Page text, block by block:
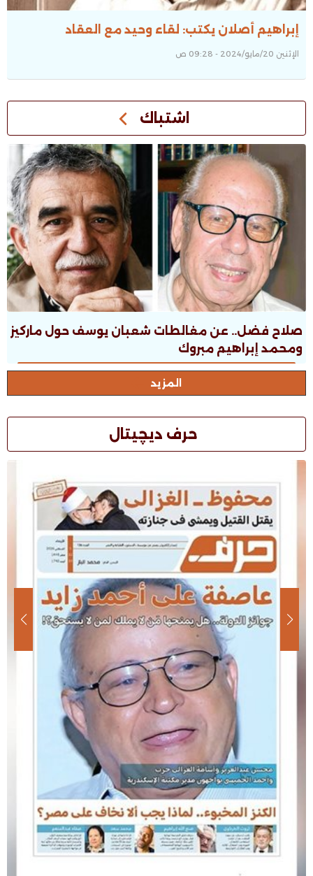
إبراهيم أصلان يكتب: لقاء وحيد مع العقاد
الإثنين 20/مايو/2024 - 09:28 ص
اشتباك
صلاح فضل.. عن مغالطات شعبان يوسف حول ماركيز
ومحمد إبراهيم مبروك
المزيد
حرف ديچيتال